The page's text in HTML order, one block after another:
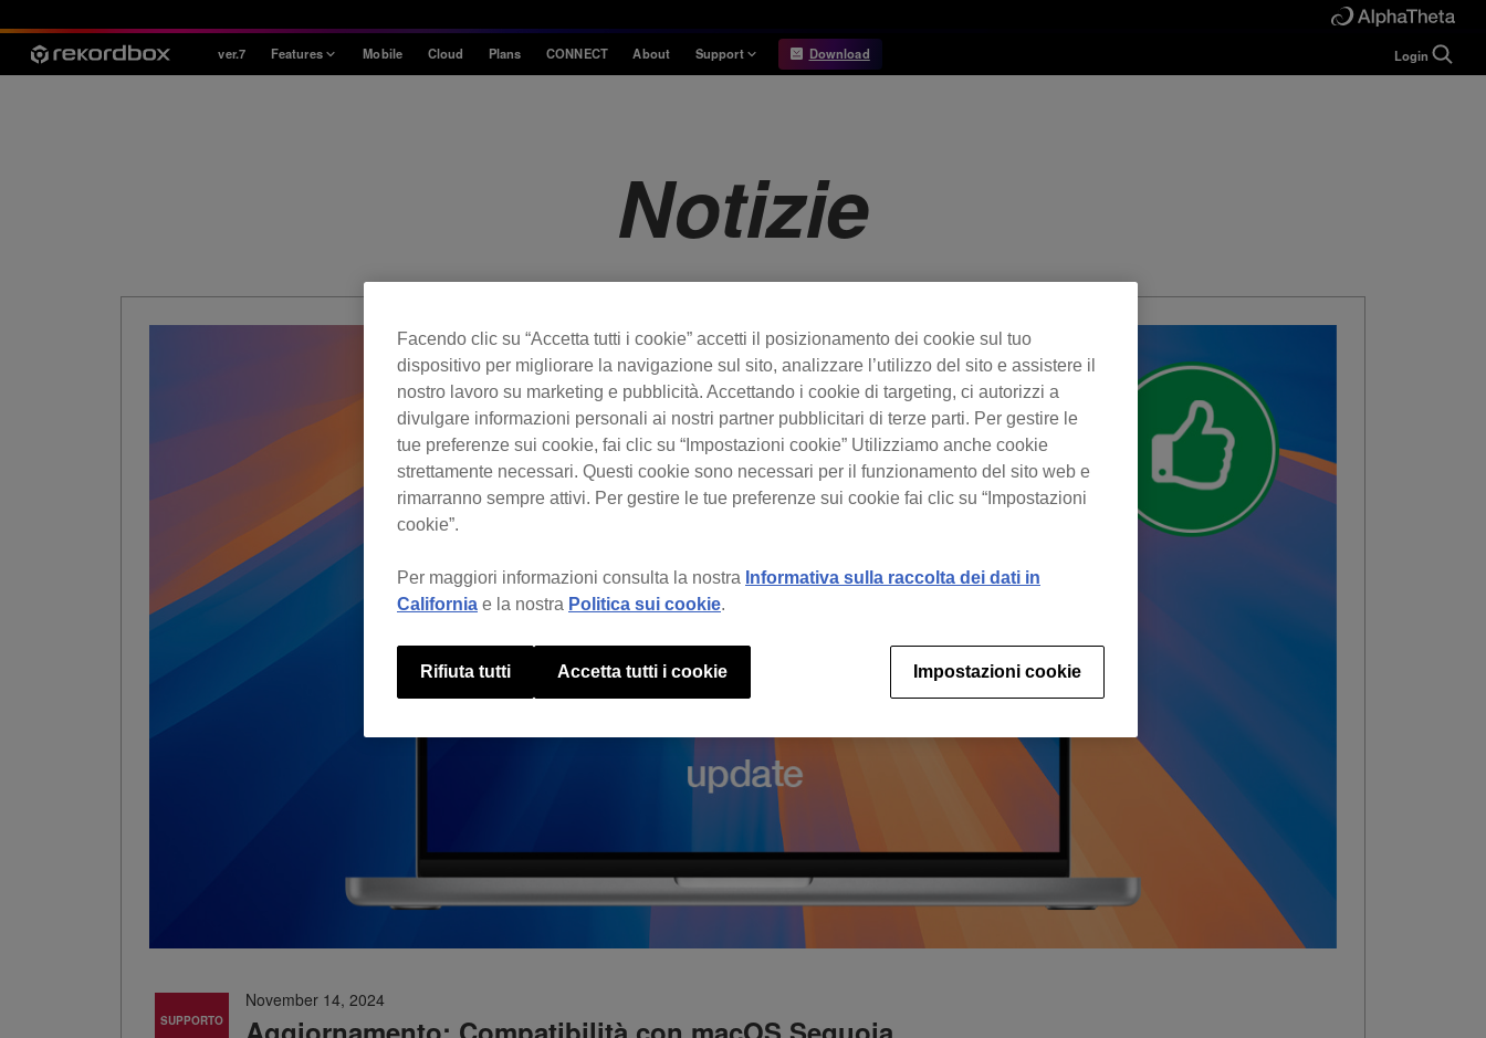
ver.7 Features Mobile Cloud Plans CONNECT About Support
Release Notes
Hardware Diagrams
System
Download Login
Notizie
SUPPORTO
November 14, 2024
Facendo clic su “Accetta tutti i cookie” accetti il posizionamento dei cookie sul tuo
dispositivo per migliorare la navigazione sul sito, analizzare l’utilizzo del sito e assistere il
nostro lavoro su marketing e pubblicità. Accettando i cookie di targeting, ci autorizzi a
divulgare informazioni personali ai nostri partner pubblicitari di terze parti. Per gestire le
tue preferenze sui cookie, fai clic su “Impostazioni cookie” Utilizziamo anche cookie
strettamente necessari. Questi cookie sono necessari per il funzionamento del sito web e
rimarranno sempre attivi. Per gestire le tue preferenze sui cookie fai clic su “Impostazioni
cookie”.
Per maggiori informazioni consulta la nostra Informativa sulla raccolta dei dati in
California e la nostra Politica sui cookie.
Impostazioni cookie
Rifiuta tutti Accetta tutti i cookie